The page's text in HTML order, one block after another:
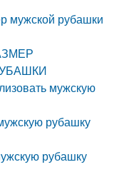
мужской рубашки
мужскую
рубашку
рубашку